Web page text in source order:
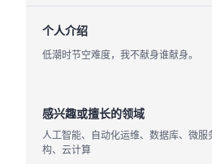
个人介绍
低潮时节空难度，我不献身谁献身。
感兴趣或擅长的领域
人工智能、自动化运维、数据库、微服
构、云计算